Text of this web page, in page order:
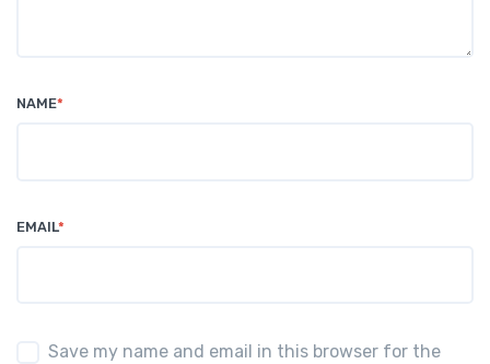
NAME*
EMAIL*
Save my name and email in this browser for the